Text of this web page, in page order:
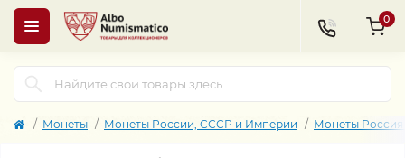
0
Монеты Монеты России, СССР и Империи Монеты Россия